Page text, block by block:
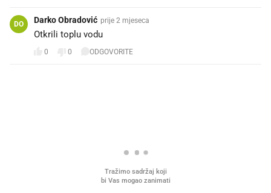
DO Darko Obradović prije 2 mjeseca
Otkrili toplu vodu
0 0 ODGOVORITE